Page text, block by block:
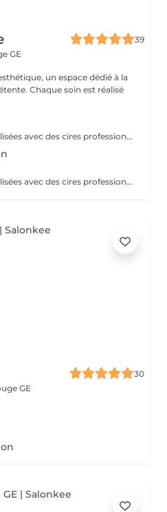
39
GE
un espace dédié à la
Chaque soin est réalisé
Toutes les épilations sont réalisées avec des cires professionnelles adaptées aux peaux sensibles. Les tarifs incluent une finition soignée et apaisante après chaque soin.
Toutes les épilations sont réalisées avec des cires professionnelles adaptées aux peaux sensibles. Les tarifs incluent une finition soignée et apaisante après chaque soin.
30
GE